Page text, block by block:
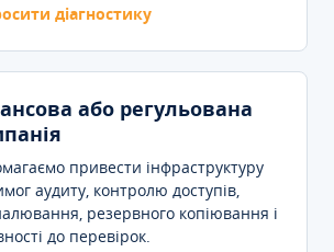
діагностику
або регульована
привести інфраструктуру
аудиту, контролю доступів,
резервного копіювання і
до перевірок.